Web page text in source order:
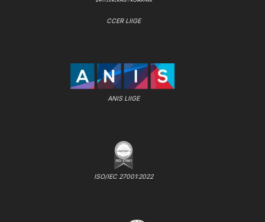
CCER LIIGE
ANIS LIIGE
ISO/IEC 27001:2022